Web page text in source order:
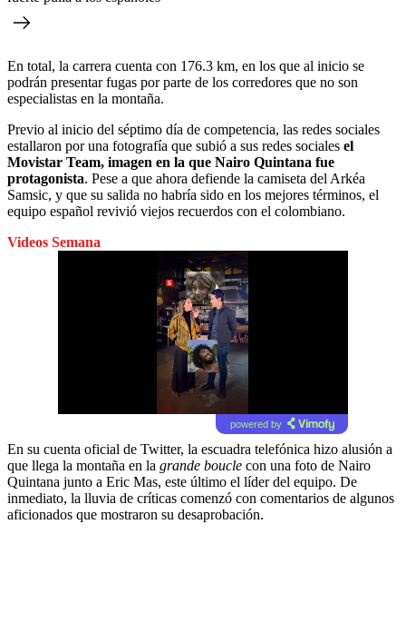
En total, la carrera cuenta con 176.3 km, en los que al inicio se
podrán presentar fugas por parte de los corredores que no son
especialistas en la montaña.
Previo al inicio del séptimo día de competencia, las redes sociales
estallaron por una fotografía que subió a sus redes sociales el
Movistar Team, imagen en la que Nairo Quintana fue
protagonista. Pese a que ahora defiende la camiseta del Arkéa
Samsic, y que su salida no habría sido en los mejores términos, el
equipo español revivió viejos recuerdos con el colombiano.
Videos Semana
powered by
En su cuenta oficial de Twitter, la escuadra telefónica hizo alusión a
que llega la montaña en la grande boucle con una foto de Nairo
Quintana junto a Eric Mas, este último el líder del equipo. De
inmediato, la lluvia de críticas comenzó con comentarios de algunos
aficionados que mostraron su desaprobación.